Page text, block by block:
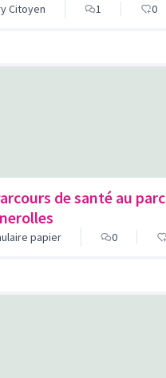
Citoyen 1 0
de santé au parc
papier 0